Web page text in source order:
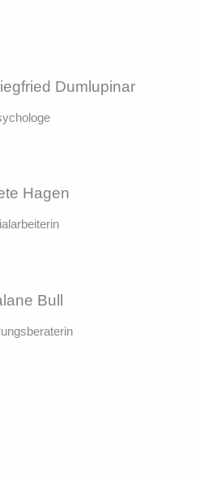
Dumlupinar
Hagen
Bull